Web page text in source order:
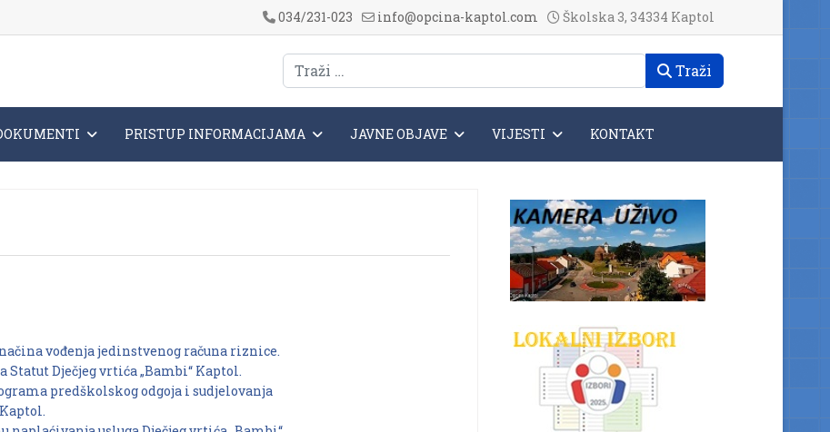
034/231-023 info@opcina-kaptol.com Školska 3, 34334 Kaptol
Traži
PRISTUP INFORMACIJAMA JAVNE OBJAVE VIJESTI KONTAKT
vođenja jedinstvenog računa riznice.
Dječjeg vrtića „Bambi“ Kaptol.
predškolskog odgoja i sudjelovanja